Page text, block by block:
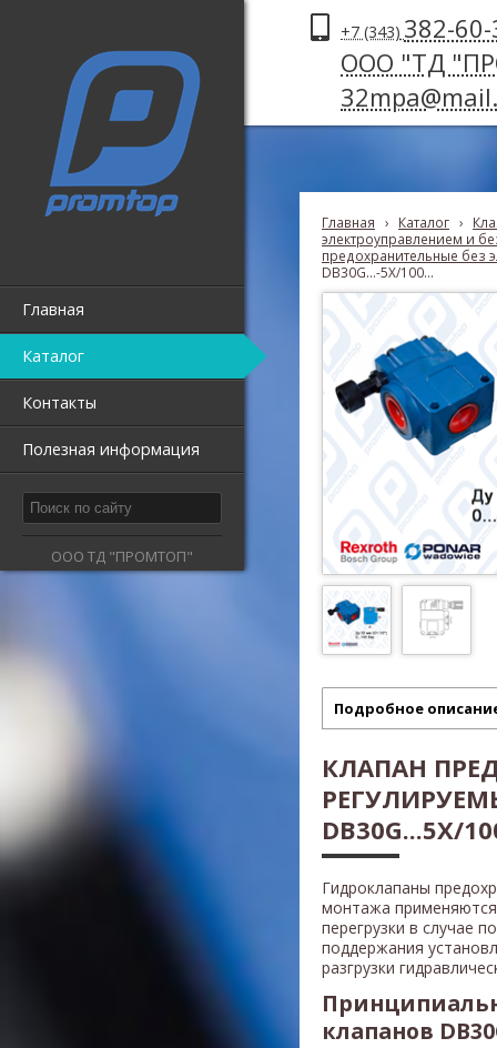
Главная
Каталог
Контакты
Полезная информация
ООО ТД "ПРОМТОП"
+7 (343) 382-
ООО "ТД
Главная › Каталог ›
электроуправлением и
предохранительные без
DB30G...-5X/100...
Подробное
КЛАПАН
DB30G...5X/
Гидроклапаны
монтажа
перегрузки в случае
поддержания
разгрузки
клапанов